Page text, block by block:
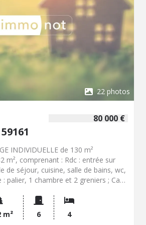
22 photos
80 000 €
INDIVIDUELLE de 130 m²
m², comprenant : Rdc : entrée sur
de séjour, cuisine, salle de bains, wc,
palier, 1 chambre et 2 greniers ; Cave
m² 6 4